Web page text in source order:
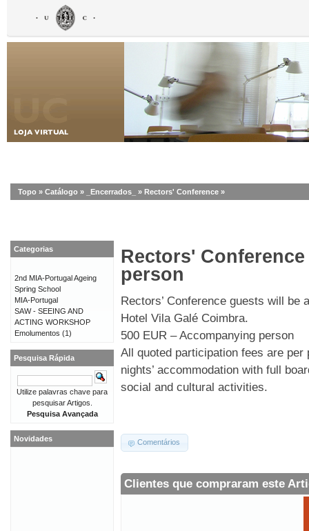
Topo » Catálogo » _Encerrados_ » Rectors' Conference »
Rectors'
person
Rectors’ Conference guests will be
Hotel Vila Galé Coimbra.
500 EUR – Accompanying person
All quoted participation fees are per
nights’ accommodation with full
social and cultural activities.
Comentários
Clientes que compraram este
Categorias
2nd MIA-Portugal Ageing
Spring School
MIA-Portugal
SAW - SEEING AND
ACTING WORKSHOP
Emolumentos (1)
Pesquisa Rápida
Utilize palavras chave para
pesquisar Artigos.
Pesquisa Avançada
Novidades